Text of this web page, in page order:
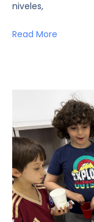
niveles,
Read More